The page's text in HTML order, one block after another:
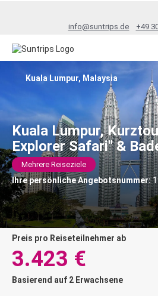
info@suntrips.de +49
Kuala Lumpur,
Explorer Safari" &
Mehrere Reiseziele
Ihre persönliche Angebotsnummer:
Kuala Lumpur, Malaysia
Preis pro Reiseteilnehmer ab
3.423 €
Basierend auf 2 Erwachsene